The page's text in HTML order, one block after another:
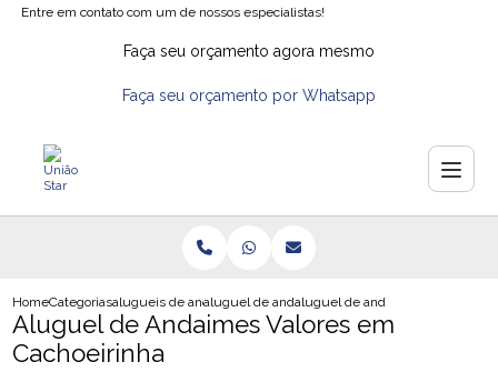
Entre em contato com um de nossos especialistas!
Faça seu orçamento agora mesmo
Faça seu orçamento por Whatsapp
HomeCategoriasalugueis de andaimesaluguel de andaimesaluguel de andaimes valores em
Aluguel de Andaimes Valores em
Cachoeirinha